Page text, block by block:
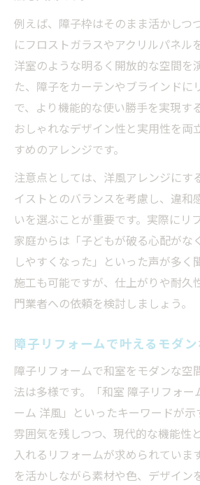
リフォームで障子の張替
法
DIYでも簡単な障子リフォー
DIYでできる障子リフォー
障子リフォームをDIYでお
自宅で簡単にできる障子
障子リフォームDIYで節約
DIY初心者に人気の障子リ
障子の代わりになる建具活用リ
リフォームで障子の代わ
び
障子の代わりに最適な建具
リフォームで障子の代用を
デア
障子リフォームで注目の
術
デザインで選ぶ障子リフォー
リフォームで叶えるデザ
例えば、障子枠はそのまま活かしつ
にフロストガラスやアクリルパネル
洋室のような明るく開放的な空間を
た、障子をカーテンやブラインドに
で、より機能的な使い勝手を実現す
おしゃれなデザイン性と実用性を両
すめのアレンジです。
注意点としては、洋風アレンジにす
イストとのバランスを考慮し、違和
いを選ぶことが重要です。実際にリ
家庭からは「子どもが破る心配がな
しやすくなった」といった声が多く
施工も可能ですが、仕上がりや耐久
門業者への依頼を検討しましょう。
障子リフォームで叶えるモダ
障子リフォームで和室をモダンな空
法は多様です。「和室 障子リフォー
ーム 洋風」といったキーワードが
雰囲気を残しつつ、現代的な機能性
入れるリフォームが求められていま
を活かしながら素材や色、デザイン